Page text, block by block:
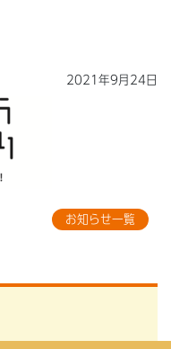
2021年9月24日
お知らせ一覧